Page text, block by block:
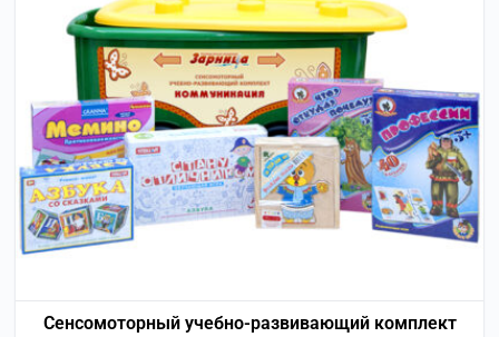
Сенсомоторный учебно-развивающий комплект